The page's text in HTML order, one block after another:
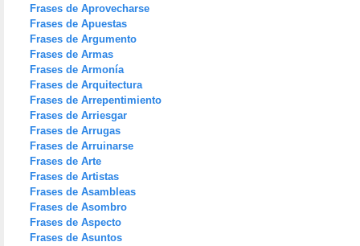
Frases de Aprovecharse
Frases de Apuestas
Frases de Argumento
Frases de Armas
Frases de Armonía
Frases de Arquitectura
Frases de Arrepentimiento
Frases de Arriesgar
Frases de Arrugas
Frases de Arruinarse
Frases de Arte
Frases de Artistas
Frases de Asambleas
Frases de Asombro
Frases de Aspecto
Frases de Asuntos